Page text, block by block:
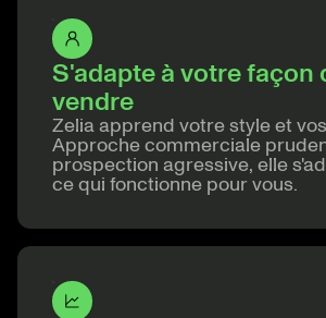
S'adapte à votre façon
vendre
Zelia apprend votre style et
Approche commerciale
prospection agressive, elle
ce qui fonctionne pour vous.